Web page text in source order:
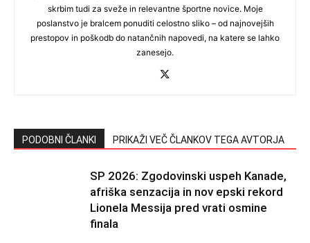
skrbim tudi za sveže in relevantne športne novice. Moje
poslanstvo je bralcem ponuditi celostno sliko – od najnovejših
prestopov in poškodb do natančnih napovedi, na katere se lahko
zanesejo.
PODOBNI ČLANKI PRIKAŽI VEČ ČLANKOV TEGA AVTORJA
SP 2026: Zgodovinski uspeh Kanade,
afriška senzacija in nov epski rekord
Lionela Messija pred vrati osmine
finala